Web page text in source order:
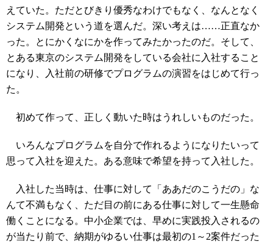
えていた。ただとびきり優秀なわけでもなく、なんとなく
システム開発という道を選んだ。深い考えは……正直なか
った。とにかくなにかを作ってみたかったのだ。そして、
とある東京のシステム開発をしている会社に入社すること
になり、入社前の研修でプログラムの演習をはじめて行っ
た。
初めて作って、正しく動いた時はうれしいものだった。
いろんなプログラムを自分で作れるようになりたいって
思って入社を迎えた。ある意味で希望を持って入社した。
入社した当時は、仕事に対して「ああだのこうだの」な
んて不満もなく、ただ目の前にある仕事に対して一生懸命
働くことになる。中小企業では、早めに実践投入されるの
が当たり前で、納期がゆるい仕事は最初の1～2案件だった